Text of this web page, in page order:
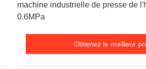
machine industrielle de presse de
0.6MPa
Obtenez le meilleur